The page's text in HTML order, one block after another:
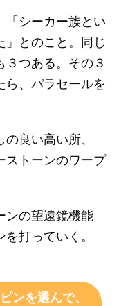
シーカー族とい
」とのこと。同じ
３つある。その３
ら、パラセールを
良い高い所、
ストーンのワープ
ンの望遠鏡機能
打っていく。
ンを選んで、